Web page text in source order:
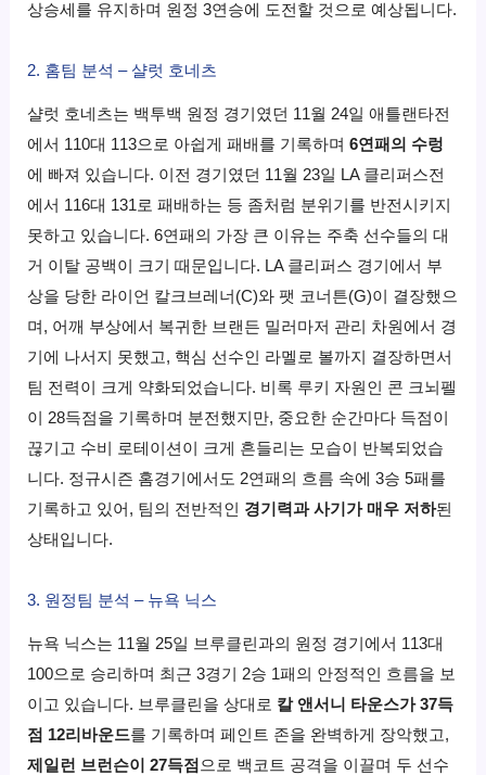
상승세를 유지하며 원정 3연승에 도전할 것으로 예상됩니다.
2. 홈팀 분석 – 샬럿 호네츠
샬럿 호네츠는 백투백 원정 경기였던 11월 24일 애틀랜타전
에서 110대 113으로 아쉽게 패배를 기록하며6연패의 수렁
에 빠져 있습니다. 이전 경기였던 11월 23일 LA 클리퍼스전
에서 116대 131로 패배하는 등 좀처럼 분위기를 반전시키지
못하고 있습니다. 6연패의 가장 큰 이유는 주축 선수들의 대
거 이탈 공백이 크기 때문입니다. LA 클리퍼스 경기에서 부
상을 당한 라이언 칼크브레너(C)와 팻 코너튼(G)이 결장했으
며, 어깨 부상에서 복귀한 브랜든 밀러마저 관리 차원에서 경
기에 나서지 못했고, 핵심 선수인 라멜로 볼까지 결장하면서
팀 전력이 크게 약화되었습니다. 비록 루키 자원인 콘 크뇌펠
이 28득점을 기록하며 분전했지만, 중요한 순간마다 득점이
끊기고 수비 로테이션이 크게 흔들리는 모습이 반복되었습
니다. 정규시즌 홈경기에서도 2연패의 흐름 속에 3승 5패를
기록하고 있어, 팀의 전반적인 경기력과 사기가 매우 저하된
상태입니다.
3. 원정팀 분석 – 뉴욕 닉스
뉴욕 닉스는 11월 25일 브루클린과의 원정 경기에서 113대
100으로 승리하며 최근 3경기 2승 1패의 안정적인 흐름을 보
이고 있습니다. 브루클린을 상대로 칼 앤서니 타운스가 37득
점 12리바운드를 기록하며 페인트 존을 완벽하게 장악했고,
제일런 브런슨이 27득점 으로 백코트 공격을 이끌며 두 선수